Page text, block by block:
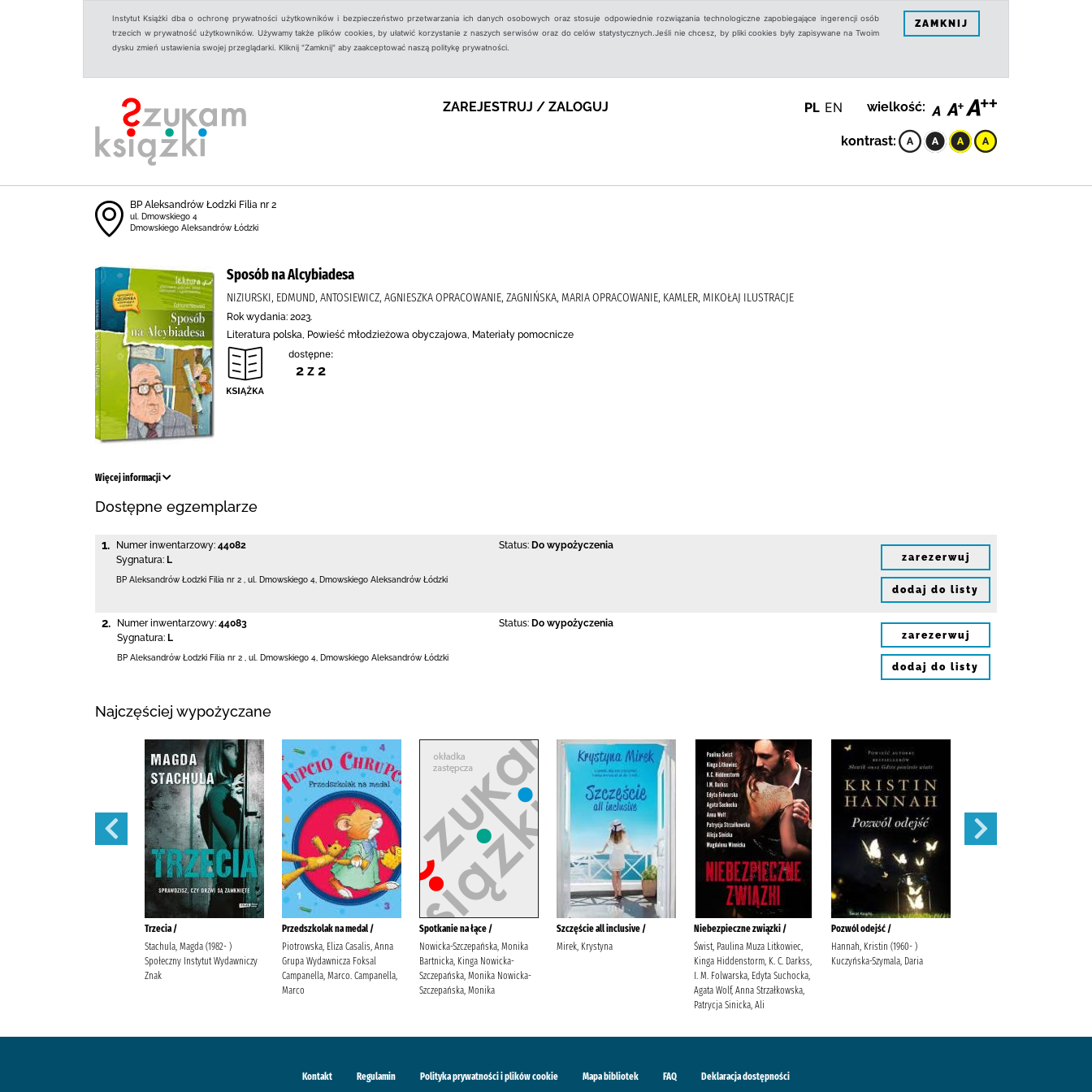
Instytut Książki dba o ochronę prywatności użytkowników i bezpieczeństwo przetwarzania ich danych osobowych oraz stosuje odpowiednie rozwiązania technologiczne zapobiegające ingerencji osób
trzecich w prywatność użytkowników. Używamy także plików cookies, by ułatwić korzystanie z naszych serwisów oraz do celów statystycznych.Jeśli nie chcesz, by pliki cookies były zapisywane na Twoim
dysku zmień ustawienia swojej przeglądarki. Kliknij "Zamknij" aby zaakceptować naszą politykę prywatności.
ZAMKNIJ
ZAREJESTRUJ / ZALOGUJ PL EN wielkość:
kontrast:
BP Aleksandrów Łodzki Filia nr 2
ul. Dmowskiego 4
Dmowskiego Aleksandrów Łódzki
Sposób na Alcybiadesa
NIZIURSKI, EDMUND, ANTOSIEWICZ, AGNIESZKA OPRACOWANIE, ZAGNIŃSKA, MARIA OPRACOWANIE, KAMLER, MIKOŁAJ ILUSTRACJE
Rok wydania: 2023.
Literatura polska, Powieść młodzieżowa obyczajowa, Materiały pomocnicze
dostępne:
2 z 2
Więcej informacji
Dostępne egzemplarze
1. Numer inwentarzowy: 44082
Sygnatura: L
Status: Do wypożyczenia
BP Aleksandrów Łodzki Filia nr 2 ul. Dmowskiego 4 Dmowskiego Aleksandrów Łódzki
zarezerwuj
dodaj do listy
2. Numer inwentarzowy: 44083
Sygnatura: L
Status: Do wypożyczenia
BP Aleksandrów Łodzki Filia nr 2 ul. Dmowskiego 4 Dmowskiego Aleksandrów Łódzki
zarezerwuj
dodaj do listy
Najczęściej wypożyczane
Trzecia /
Stachula, Magda (1982- )
Społeczny Instytut Wydawniczy
Znak
Przedszkolak na medal /
Piotrowska, Eliza Casalis, Anna
Grupa Wydawnicza Foksal
Campanella, Marco. Campanella,
Marco
Spotkanie na łące /
Nowicka-Szczepańska, Monika
Bartnicka, Kinga Nowicka-
Szczepańska, Monika Nowicka-
Szczepańska, Monika
Szczęście all inclusive /
Mirek, Krystyna
Niebezpieczne związki /
Świst, Paulina Muza Litkowiec,
Kinga Hiddenstorm, K. C. Darkss,
I. M. Folwarska, Edyta Suchocka,
Agata Wolf, Anna Strzałkowska,
Patrycja Sinicka, Ali
Pozwól odejść /
Hannah, Kristin (1960- )
Kuczyńska-Szymala, Daria
Kontakt Regulamin Polityka prywatności i plików cookie Mapa bibliotek FAQ Deklaracja dostępności